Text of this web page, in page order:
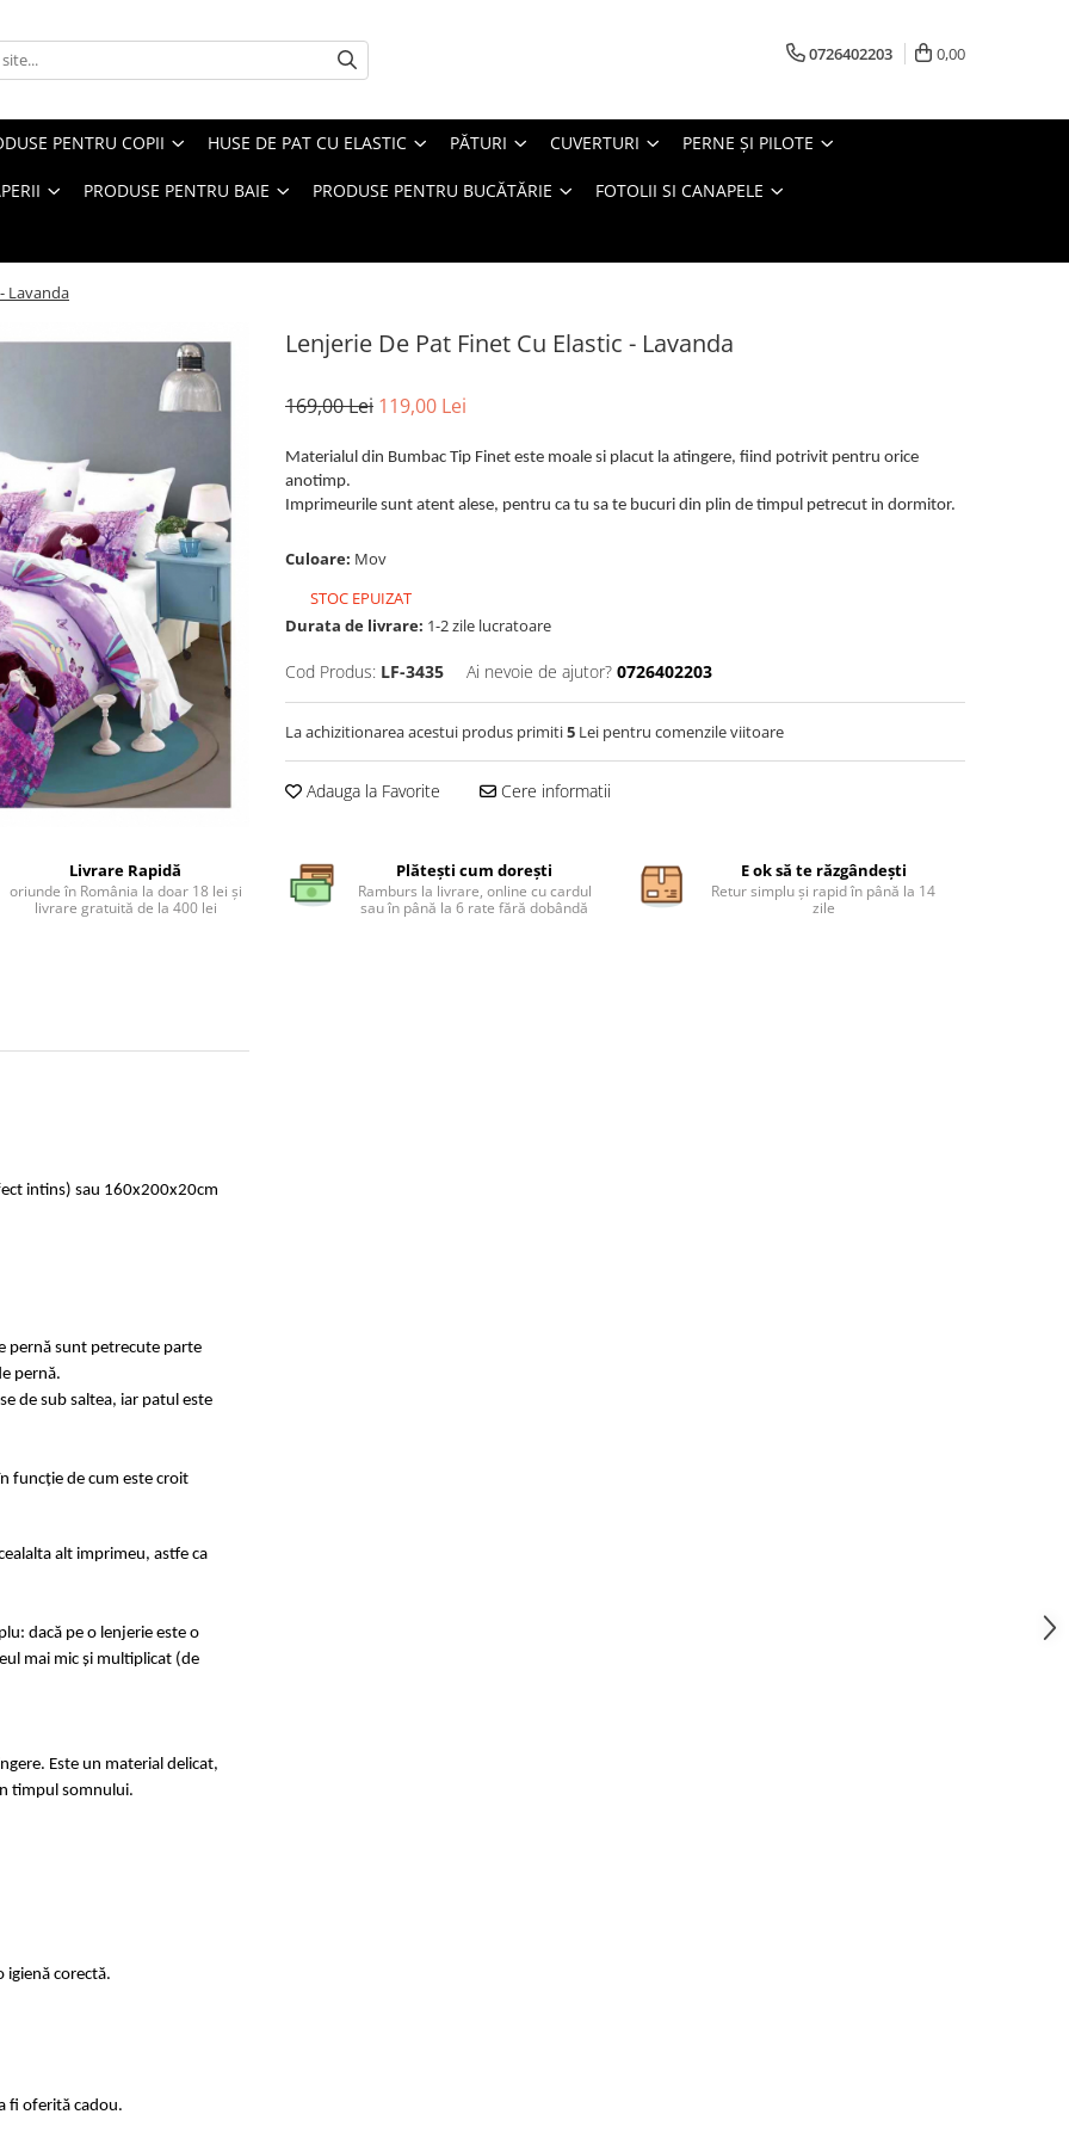
0726402203 0,00
PENTRU COPII HUSE DE PAT CU ELASTIC PĂTURI CUVERTURI PERNE ŞI PILOTE
PRODUSE PENTRU BAIE PRODUSE PENTRU BUCĂTĂRIE FOTOLII SI CANAPELE
Lavanda
Lenjerie De Pat Finet Cu Elastic - Lavanda
169,00 Lei 119,00 Lei
Materialul din Bumbac Tip Finet este moale si placut la atingere, fiind potrivit pentru orice
anotimp.
Imprimeurile sunt atent alese, pentru ca tu sa te bucuri din plin de timpul petrecut in dormitor.
Culoare: Mov
STOC EPUIZAT
Durata de livrare: 1-2 zile lucratoare
Cod Produs: LF-3435 Ai nevoie de ajutor? 0726402203
La achizitionarea acestui produs primiti5 Lei pentru comenzile viitoare
Adauga la Favorite Cere informatii
Livrare Rapidă
oriunde în România la doar 18 lei și
livrare gratuită de la 400 lei
Plătești cum dorești
Ramburs la livrare, online cu cardul
sau în până la 6 rate fără dobândă
E ok să te răzgândești
Retur simplu și rapid în până la 14
zile
intins) sau 160x200x20cm
pernă sunt petrecute parte
pernă.
de sub saltea, iar patul este
funcție de cum este croit
alt imprimeu, astfe ca
dacă pe o lenjerie este o
mai mic și multiplicat (de
Este un material delicat,
timpul somnului.
igienă corectă.
fi oferită cadou.